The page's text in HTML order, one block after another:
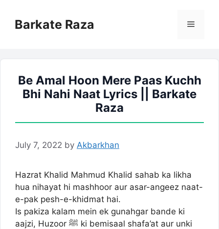
contentBarkate Raza Menu
Be Amal Hoon Mere Paas Kuchh
Bhi Nahi Naat Lyrics || Barkate
Raza
July 7, 2022 by Akbarkhan
Hazrat Khalid Mahmud Khalid sahab ka likha
hua nihayat hi mashhoor aur asar-angeez naat-
e-pak pesh-e-khidmat hai.
Is pakiza kalam mein ek gunahgar bande ki
aajzi, Huzoor ﷺ ki bemisaal shafa’at aur unki